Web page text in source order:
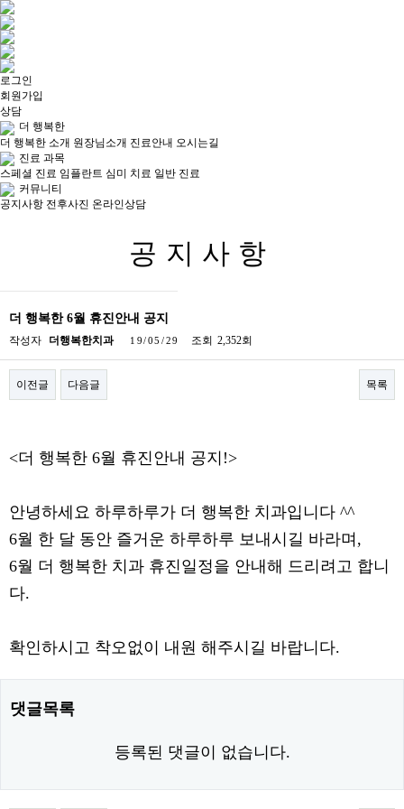
로그인
회원가입
상담
더 행복한
더 행복한 소개 원장님소개 진료안내 오시는길
진료 과목
스페셜 진료 임플란트 심미 치료 일반 진료
커뮤니티
공지사항 전후사진 온라인상담
공지사항
더 행복한 6월 휴진안내 공지
작성자 더행복한치과 19/05/29 조회 2,352회
이전글 다음글 목록
<더 행복한 6월 휴진안내 공지!>
안녕하세요 하루하루가 더 행복한 치과입니다 ^^
6월 한 달 동안 즐거운 하루하루 보내시길 바라며,
6월 더 행복한 치과 휴진일정을 안내해 드리려고 합니
다.
확인하시고 착오없이 내원 해주시길 바랍니다.
댓글목록
등록된 댓글이 없습니다.